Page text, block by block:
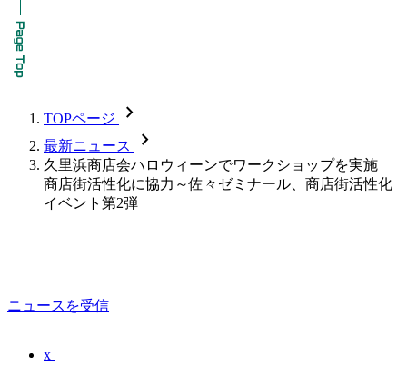
TOPページ chevron_forward
最新ニュース chevron_forward
久里浜商店会ハロウィーンでワークショップを実施
商店街活性化に協力～佐々ゼミナール、商店街活性化
イベント第2弾
ニュースを受信
x